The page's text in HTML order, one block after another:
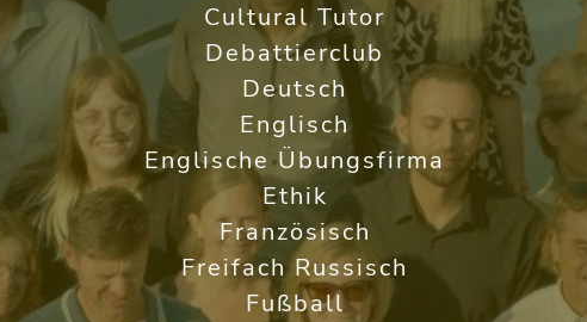
Cultural Tutor
Debattierclub
Deutsch
Englisch
Englische Übungsfirma
Ethik
Französisch
Freifach Russisch
Fußball